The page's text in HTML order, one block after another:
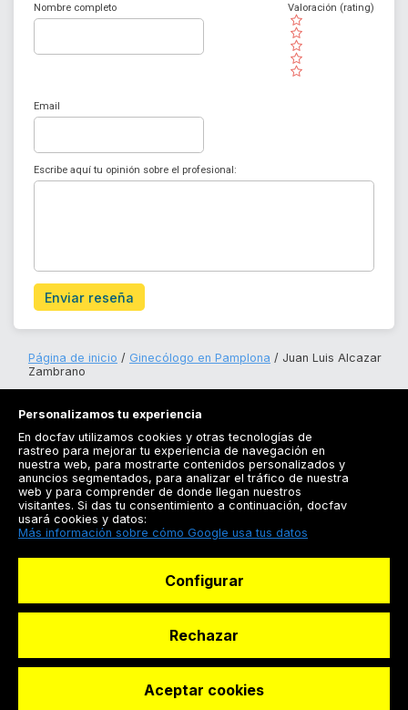
Nombre completo
( )
( )
( )
( )
( )
Valoración (rating)
Email
Escribe aquí tu opinión sobre el profesional:
Enviar reseña
Página de inicio Ginecólogo en Pamplona
Juan Luis Alcazar
Zambrano
Registrarse
Docfav
© Dashboard Technologies S.L
Personalizamos tu experiencia
En docfav utilizamos cookies y otras tecnologías de
rastreo para mejorar tu experiencia de navegación en
nuestra web, para mostrarte contenidos personalizados y
anuncios segmentados, para analizar el tráfico de nuestra
web y para comprender de donde llegan nuestros
visitantes. Si das tu consentimiento a continuación, docfav
usará cookies y datos:
Más información sobre cómo Google usa tus datos
Configurar
Rechazar
Aceptar cookies